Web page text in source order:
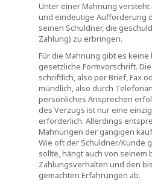
Unter einer Mahnung versteht
und eindeutige Aufforderung
seinen Schuldner, die
Zahlung) zu erbringen.
Für die Mahnung gibt es
gesetzliche Formvorschrift.
schriftlich, also per Brief, Fax
mündlich, also durch
persönliches Ansprechen
des Verzugs ist nur eine
erforderlich. Allerdings
Mahnungen der gängigen
Wie oft der Schuldner/Kunde
sollte, hängt auch von seinem
Zahlungsverhalten und den
gemachten Erfahrungen ab.